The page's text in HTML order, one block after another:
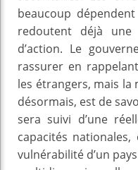
beaucoup
redoutent déjà
d’action. Le
rassurer en
les étrangers, mais la
désormais, est de
sera suivi d’une
capacités
vulnérabilité d’un